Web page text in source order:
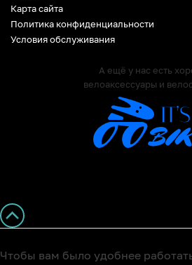
Карта сайта
Политика конфиденциальности
Условия обслуживания
А ещё у нас есть
велоаксессуары и
Чтобы вам было удобнее